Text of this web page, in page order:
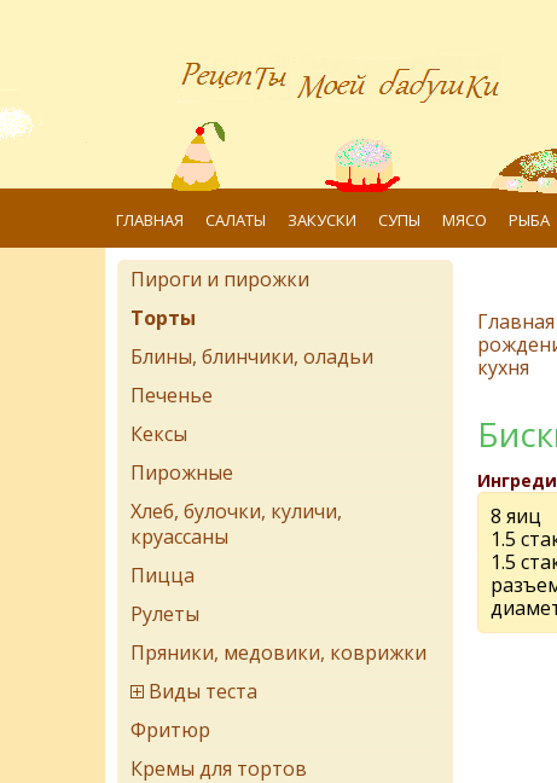
ГЛАВНАЯ САЛАТЫ ЗАКУСКИ СУПЫ МЯСО РЫБА
Главная
кухня
8 яиц
1.5
1.5
Пироги и пирожки
Торты
Блины, блинчики, оладьи
Печенье
Кексы
Пирожные
Хлеб, булочки, куличи,
круассаны
Пицца
Рулеты
Пряники, медовики, коврижки
Виды теста
Фритюр
Кремы для тортов